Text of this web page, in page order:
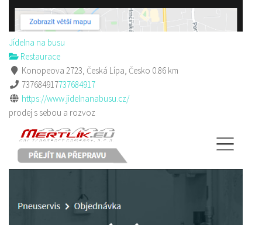
Jídelna na busu
Restaurace
Konopeova 2723, Česká Lípa, Česko 0.86 km
737684917737684917
https://www.jidelnanabusu.cz/
prodej s sebou a rozvoz